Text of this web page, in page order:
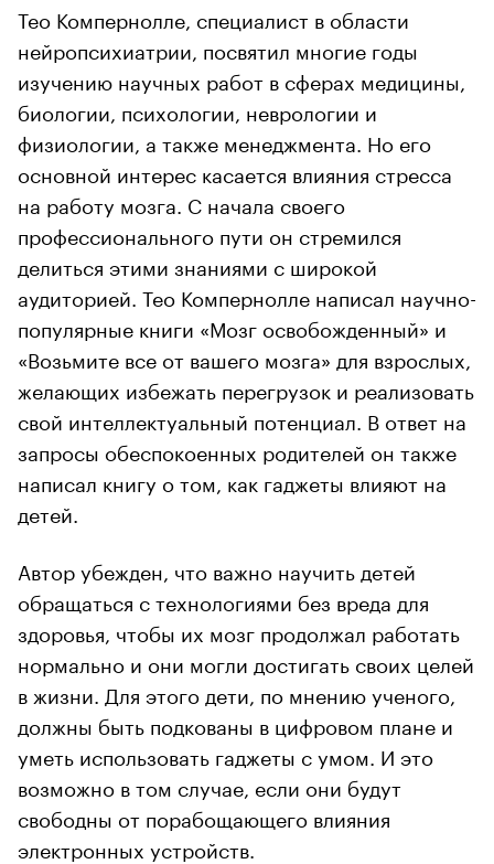
Тео Компернолле, специалист в области
нейропсихиатрии, посвятил многие годы
изучению научных работ в сферах медицины,
биологии, психологии, неврологии и
физиологии, а также менеджмента. Но его
основной интерес касается влияния стресса
на работу мозга. С начала своего
профессионального пути он стремился
делиться этими знаниями с широкой
аудиторией. Тео Компернолле написал научно-
популярные книги «Мозг освобожденный» и
«Возьмите все от вашего мозга» для взрослых,
желающих избежать перегрузок и реализовать
свой интеллектуальный потенциал. В ответ на
запросы обеспокоенных родителей он также
написал книгу о том, как гаджеты влияют на
детей.
Автор убежден, что важно научить детей
обращаться с технологиями без вреда для
здоровья, чтобы их мозг продолжал работать
нормально и они могли достигать своих целей
в жизни. Для этого дети, по мнению ученого,
должны быть подкованы в цифровом плане и
уметь использовать гаджеты с умом. И это
возможно в том случае, если они будут
свободны от порабощающего влияния
электронных устройств.